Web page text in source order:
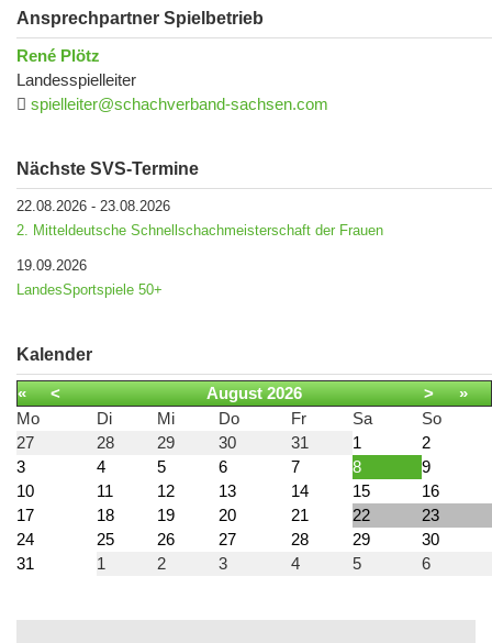
Ansprechpartner Spielbetrieb
René Plötz
Landesspielleiter
spielleiter@schachverband-sachsen.com
Nächste SVS-Termine
22.08.2026 - 23.08.2026
2. Mitteldeutsche Schnellschachmeisterschaft der Frauen
19.09.2026
LandesSportspiele 50+
Kalender
« < August 2026 >
»
Mo
Di Mi Do Fr Sa
So
27
28 29 30 31 1
2
3
4 5 6 7 8
9
10
11 12 13 14 15
16
17
18 19 20 21 22
23
24
25 26 27 28 29
30
31
1 2 3 4 5 6